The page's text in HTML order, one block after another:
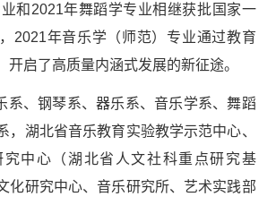
和2021年舞蹈学专业相继获批国家一
2021年音乐学（师范）专业通过教育
开启了高质量内涵式发展的新征途。
、钢琴系、器乐系、音乐学系、舞蹈
，湖北省音乐教育实验教学示范中心、
究中心（湖北省人文社科重点研究基
化研究中心、音乐研究所、艺术实践部